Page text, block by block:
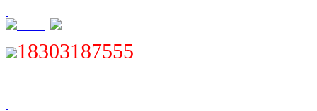
18303187555